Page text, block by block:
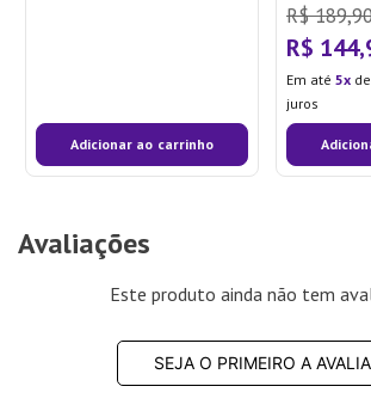
Adicionar ao carrinho
R$ 189,
R$ 144,
Em até 5 de
juros
Avaliações
Este produto ainda não tem
SEJA O PRIMEIRO A